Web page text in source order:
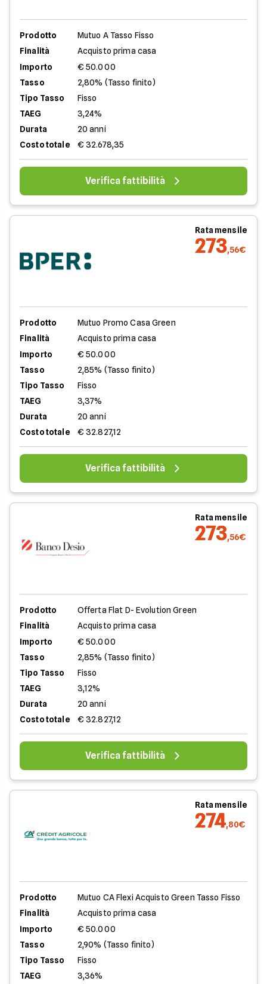
Prodotto
Mutuo A Tasso Fisso
Finalità
Acquisto prima casa
Importo
€ 50.000
Tasso
2,80% (Tasso finito)
Tipo Tasso
Fisso
TAEG
3,24%
Durata
20 anni
Costo totale
€ 32.678,35
Verifica fattibilità
Rata mensile
273,56€
Prodotto
Mutuo Promo Casa Green
Finalità
Acquisto prima casa
Importo
€ 50.000
Tasso
2,85% (Tasso finito)
Tipo Tasso
Fisso
TAEG
3,37%
Durata
20 anni
Costo totale
€ 32.827,12
Verifica fattibilità
Rata mensile
273,56€
Prodotto
Offerta Flat D- Evolution Green
Finalità
Acquisto prima casa
Importo
€ 50.000
Tasso
2,85% (Tasso finito)
Tipo Tasso
Fisso
TAEG
3,12%
Durata
20 anni
Costo totale
€ 32.827,12
Verifica fattibilità
Rata mensile
274,80€
Prodotto
Mutuo CA Flexi Acquisto Green Tasso Fisso
Finalità
Acquisto prima casa
Importo
€ 50.000
Tasso
2,90% (Tasso finito)
Tipo Tasso
Fisso
TAEG
3,36%